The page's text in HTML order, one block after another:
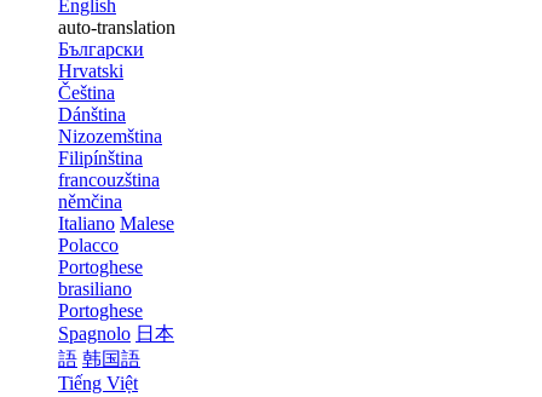
English
auto-translation
Български
Hrvatski
Čeština
Dánština
Nizozemština
Filipínština
francouzština
němčina
Italiano Malese
Polacco
Portoghese
brasiliano
Portoghese
Spagnolo 日本
語 韩国語
Tiếng Việt